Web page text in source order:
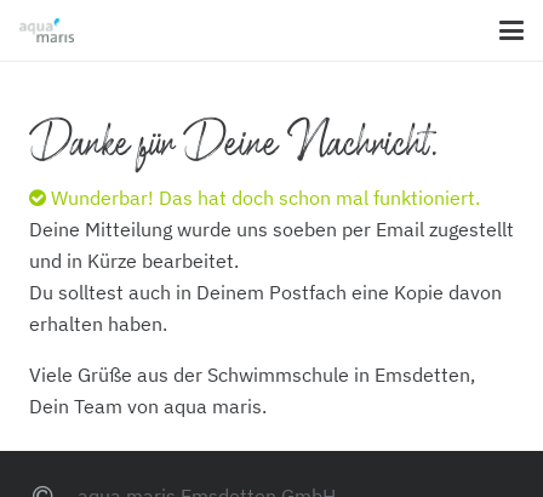
Danke für Deine Nachricht.
Wunderbar! Das hat doch schon mal funktioniert.
Deine Mitteilung wurde uns soeben per Email zugestellt
und in Kürze bearbeitet.
Du solltest auch in Deinem Postfach eine Kopie davon
erhalten haben.
Viele Grüße aus der Schwimmschule in Emsdetten,
Dein Team von aqua maris.